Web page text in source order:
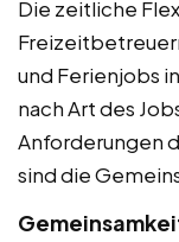
Die zeitliche
und Ferienjobs
nach Art des
Anforderungen
sind die